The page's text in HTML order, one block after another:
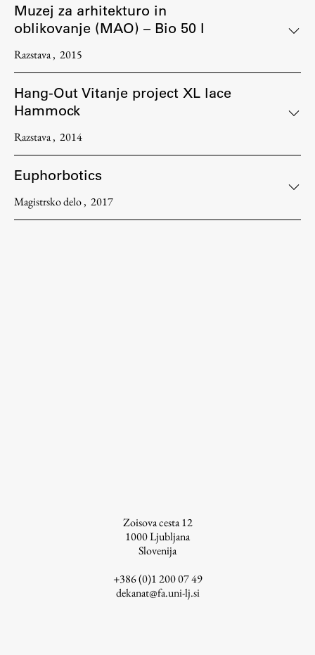
Muzej za arhitekturo in
oblikovanje (MAO) – Bio 50 I
Razstava 2015
Hang-Out Vitanje project XL lace
Hammock
Razstava 2014
Euphorbotics
Magistrsko delo 2017
Zoisova cesta 12
1000Ljubljana
Slovenija
+386 (0)1 200 07 49
dekanat@fa.uni-lj.si